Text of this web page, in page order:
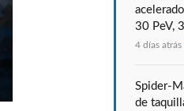
30 PeV,
4 días atrás
Spider-
de